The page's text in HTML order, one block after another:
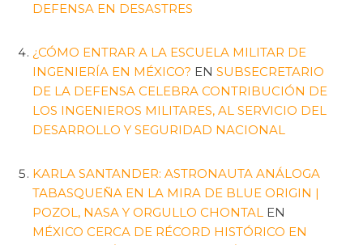
DEFENSA EN DESASTRES
¿CÓMO ENTRAR A LA ESCUELA MILITAR DE
INGENIERÍA EN MÉXICO? EN SUBSECRETARIO
DE LA DEFENSA CELEBRA CONTRIBUCIÓN DE
LOS INGENIEROS MILITARES, AL SERVICIO DEL
DESARROLLO Y SEGURIDAD NACIONAL
KARLA SANTANDER: ASTRONAUTA ANÁLOGA
TABASQUEÑA EN LA MIRA DE BLUE ORIGIN |
POZOL, NASA Y ORGULLO CHONTAL EN
MÉXICO CERCA DE RÉCORD HISTÓRICO EN